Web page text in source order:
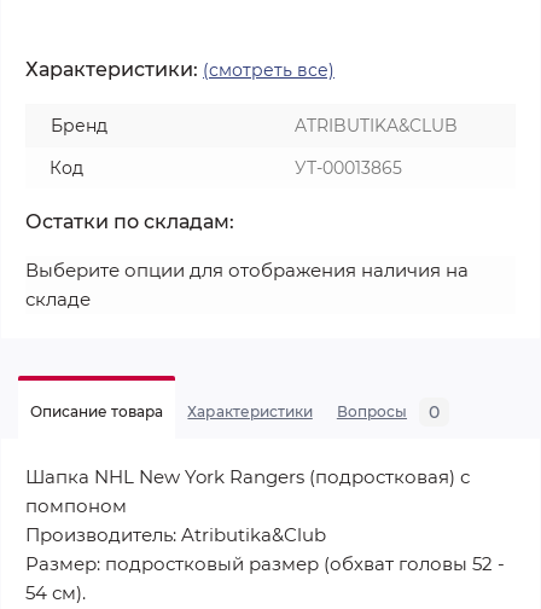
Характеристики: (смотреть все)
Бренд
ATRIBUTIKA&CLUB
Код
УТ-00013865
Остатки по складам:
Выберите опции для отображения наличия на
складе
Описание товара Характеристики Вопросы 0
Шапка NHL New York Rangers (подростковая) с
помпоном
Производитель: Atributika&Club
Размер: подростковый размер (обхват головы 52 -
54 см).